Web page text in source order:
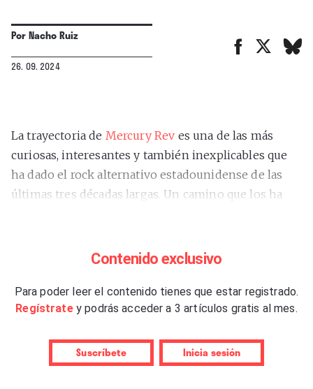
PorNacho Ruiz
26. 09. 2024
La trayectoria de Mercury Rev es una de las más
curiosas, interesantes y también inexplicables que
ha dado el rock alternativo estadounidense de las
últimas tres décadas largas. Un camino que los ha
incomprensión en su propia radicalidad formal. Vaya
material nuevo en nueve años, pertenece a esta
última estirpe.
Pero repasemos, aunque sea de manera somera, ese
recorrido para intentar explicar cómo se ha llegado
Contenido exclusivo
Para poder leer el contenido tienes que estar registrado.
Regístrate y podrás acceder a 3 artículos gratis al mes.
Suscríbete Inicia sesión